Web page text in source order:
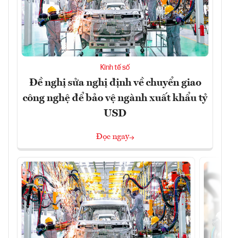
Kinh tế số
Đề nghị sửa nghị định về chuyển giao
công nghệ để bảo vệ ngành xuất khẩu tỷ
USD
Đọc ngay